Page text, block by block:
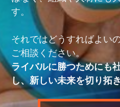
す。
それではどうすればよい
ご相談ください。
ライバルに勝つためにも
し、新しい未来を切り拓